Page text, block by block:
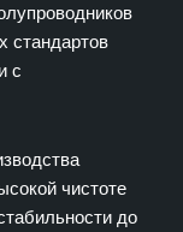
оборудовании
от
стандартов
с
чистоте
до